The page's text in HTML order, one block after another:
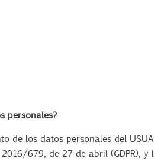
personales?
de los datos personales del
679, de 27 de abril (GDPR),